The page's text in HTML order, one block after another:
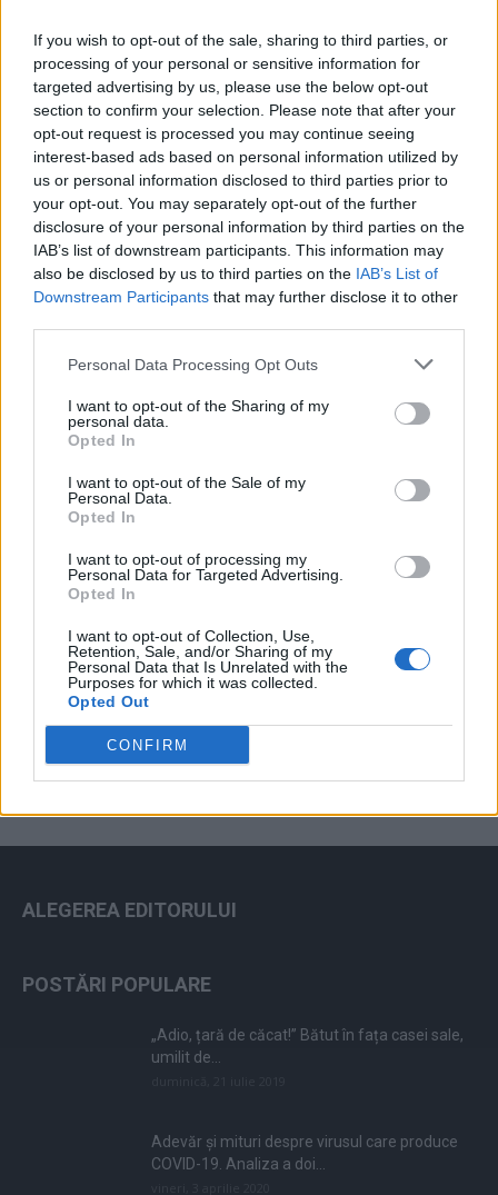
If you wish to opt-out of the sale, sharing to third parties, or
processing of your personal or sensitive information for
targeted advertising by us, please use the below opt-out
section to confirm your selection. Please note that after your
opt-out request is processed you may continue seeing
interest-based ads based on personal information utilized by
us or personal information disclosed to third parties prior to
your opt-out. You may separately opt-out of the further
disclosure of your personal information by third parties on the
IAB’s list of downstream participants. This information may
also be disclosed by us to third parties on the IAB’s List of
Downstream Participants that may further disclose it to other
Personal Data Processing Opt Outs
I want to opt-out of the Sharing of my
personal data.
Opted In
I want to opt-out of the Sale of my
Personal Data.
Opted In
I want to opt-out of processing my
Personal Data for Targeted Advertising.
Opted In
I want to opt-out of Collection, Use,
Retention, Sale, and/or Sharing of my
Personal Data that Is Unrelated with the
Purposes for which it was collected.
Opted Out
CONFIRM
Acțiunea Conservatoare (Târziu)
PDF (Lazarus)
PUSL (D. Voiculescu)
PNȚCD (Pavelescu)
PNCR (Terheș)
Partidul Patrioților (Surugiu)
FAR (Coarnă)
România pe Primul Loc (Ponta)
Altul
Arată rezultatele
ALEGEREA EDITORULUI
POSTĂRI POPULARE
„Adio, țară de căcat!” Bătut în fața casei sale,
umilit de...
Adevăr și mituri despre virusul care produce
COVID-19. Analiza a doi...